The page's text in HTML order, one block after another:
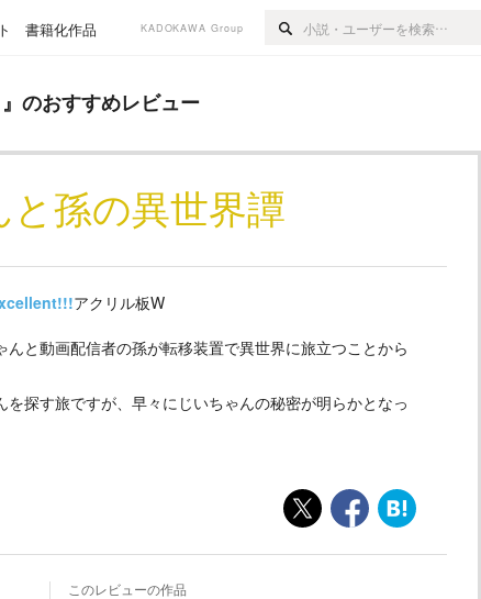
書籍化作品 KADOKAWA Group
』のおすすめレビュー
と孫の異世界譚
アクリル板W
と動画配信者の孫が転移装置で異世界に旅立つことから
探す旅ですが、早々にじいちゃんの秘密が明らかとなっ
このレビューの作品